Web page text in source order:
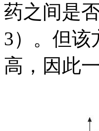
药之间是
3）。但该
高，因此